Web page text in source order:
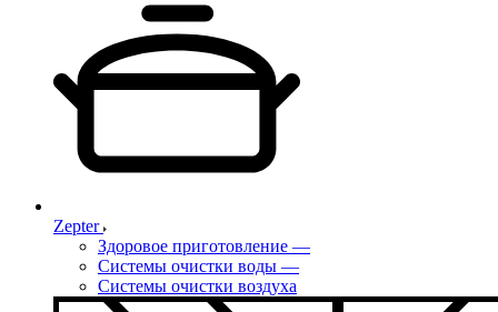
Zepter
Здоровое приготовление —
Системы очистки воды —
Системы очистки воздуха